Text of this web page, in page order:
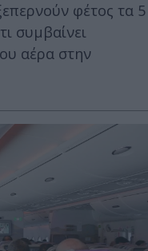
φέτος τα 5
συμβαίνει
αέρα στην